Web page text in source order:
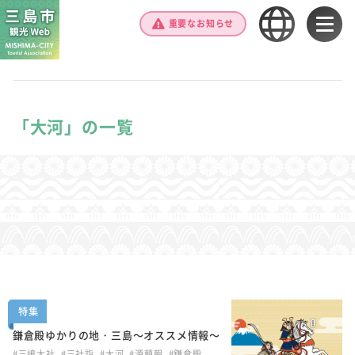
重要なお知らせ
「大河」の一覧
特集
鎌倉殿ゆかりの地・三島～オススメ情報～